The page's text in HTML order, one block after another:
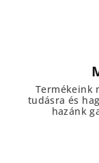
Termékeink
tudásra és
hazánk